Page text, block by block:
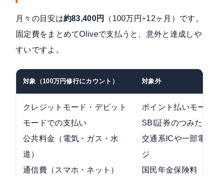
月々の目安は約83,400円
（100万円÷12ヶ月）です。
固定費をまとめてOliveで支払うと、意外と達成しや
すいですよ。
対象（100万円修行にカウント） 対象外
クレジットモード・デビット
モードでの支払い
公共料金（電気・ガス・水
道）
通信費（スマホ・ネット）
ポイント払いモード
SBI証券のつみたて
交通系ICや一部電子
ジ
国民年金保険料